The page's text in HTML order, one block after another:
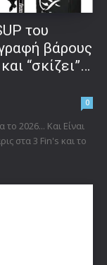
του
βάρους
“σκίζει”…
0
2026... Και Είναι
στα 3 Fin's και το